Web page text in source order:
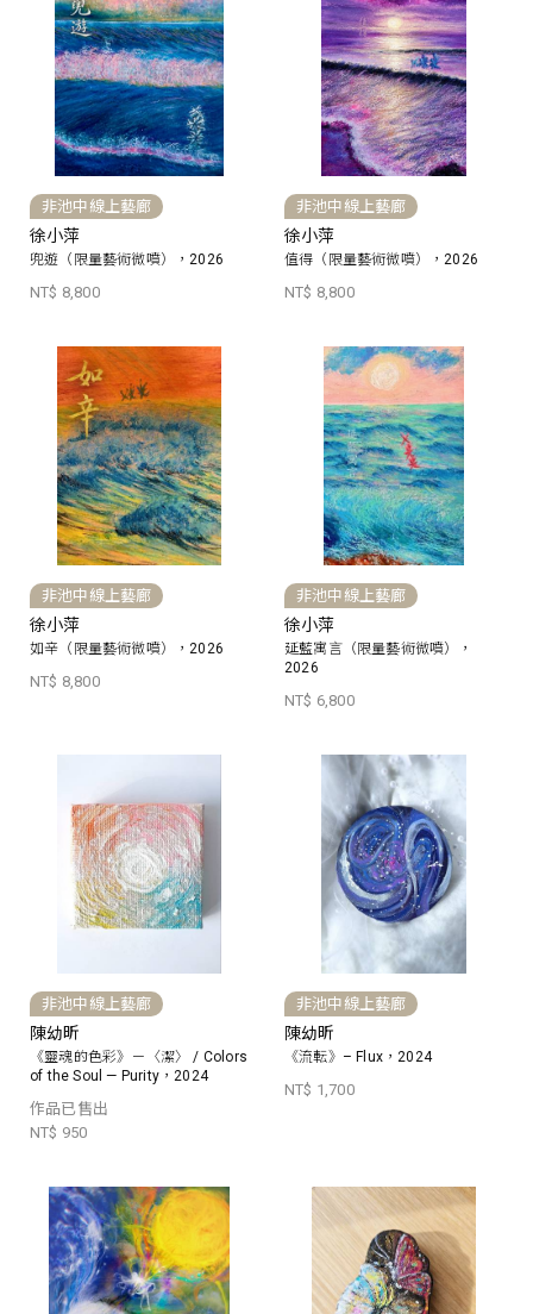
非池中線上藝廊
徐小萍
兜遊（限量藝術微噴），2026
NT$ 8,800
非池中線上藝廊
徐小萍
值得（限量藝術微噴），2026
NT$ 8,800
非池中線上藝廊
徐小萍
如辛（限量藝術微噴），2026
NT$ 8,800
非池中線上藝廊
徐小萍
延藍寓言（限量藝術微噴），
2026
NT$ 6,800
非池中線上藝廊
陳幼昕
《靈魂的色彩》－〈潔〉 / Colors
of the Soul — Purity，2024
作品已售出
NT$ 950
非池中線上藝廊
陳幼昕
《流転》– Flux，2024
NT$ 1,700